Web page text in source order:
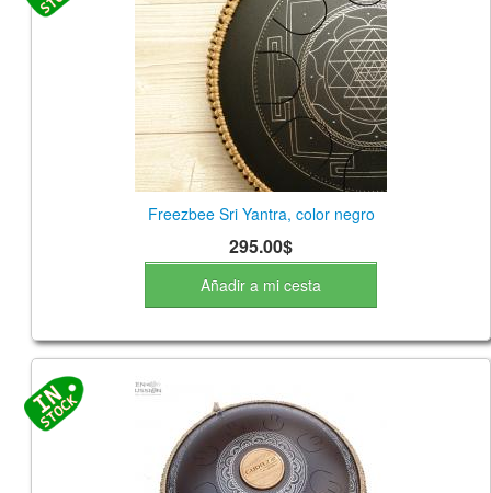
Freezbee Sri Yantra, color negro
295.00$
Añadir a mi cesta